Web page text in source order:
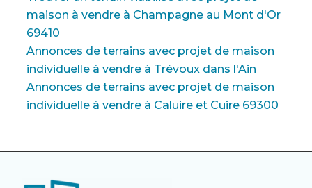
maison à vendre à Champagne au Mont d'Or
69410
Annonces de terrains avec projet de maison
individuelle à vendre à Trévoux dans l'Ain
Annonces de terrains avec projet de maison
individuelle à vendre à Caluire et Cuire 69300